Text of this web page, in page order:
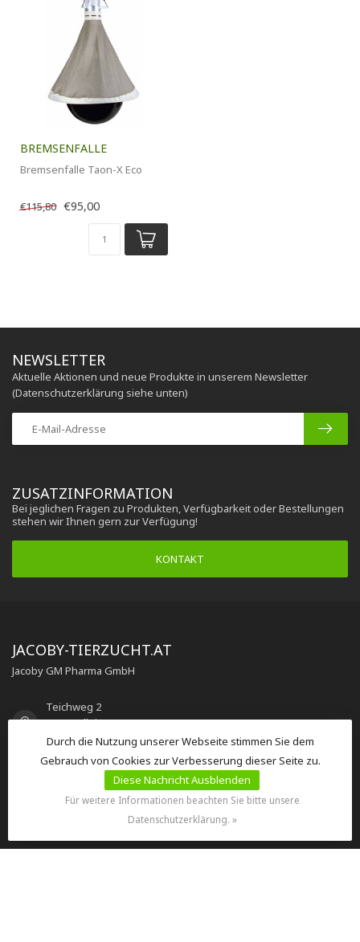
BREMSENFALLE
Bremsenfalle Taon-X Eco
€115,80 €95,00
ZUSATZINFORMATION
Bei jeglichen Fragen zu Produkten, Verfügbarkeit oder Bestellungen
stehen wir Ihnen gern zur Verfügung!
KONTAKT
NEWSLETTER
Aktuelle Aktionen und neue Produkte in unserem Newsletter
(Datenschutzerklärung siehe unten)
JACOBY-TIERZUCHT.AT
Jacoby GM Pharma GmbH
Teichweg 2
5400 Hallein
Österreich
+43 (0) 6245 / 8951-27
Durch die Nutzung unserer Webseite stimmen Sie dem
Gebrauch von Cookies zur Verbesserung dieser Seite zu.
Diese Nachricht Ausblenden
Für weitere Informationen beachten Sie bitte unsere
Datenschutzerklärung. »